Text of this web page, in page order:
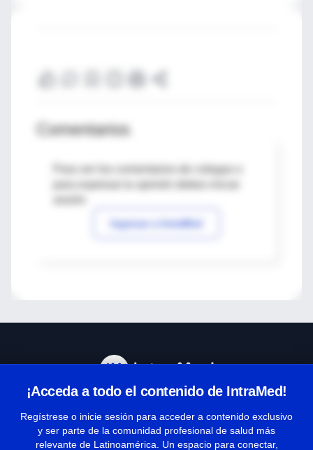
Comentarios
Para ver los comentarios de colegas o
Ingresar a IntraMed
¡Acceda a todo el contenido de IntraMed!
Regístrese o inicie sesión para acceder a contenido exclusivo
y ser parte de la comunidad profesional de salud más
relevante de Latinoamérica. Un espacio para conectar,